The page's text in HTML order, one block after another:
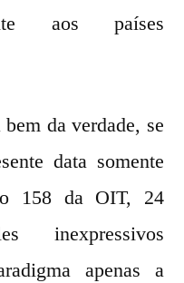
aos países
da verdade, se
data somente
158 da OIT, 24
inexpressivos
apenas a